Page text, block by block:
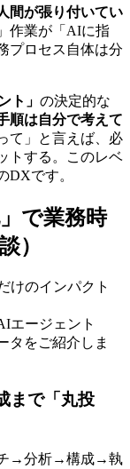
間が張り付いてい
作業が「AIに指
プロセス自体は分
ト」 の決定的な
順は自分で考えて
て」と言えば、必
トする。このレベ
DXです。
で業務時
）
けのインパクト
エージェント
タをご紹介しま
まで「丸投
チ→分析→構成→執